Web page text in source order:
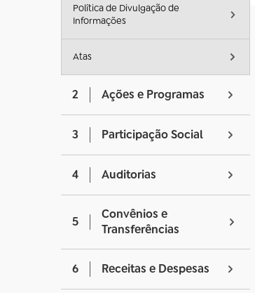
Política de Divulgação de
Informações
Atas
2 Ações e Programas
3 Participação Social
4 Auditorias
5
Convênios e
Transferências
6 Receitas e Despesas